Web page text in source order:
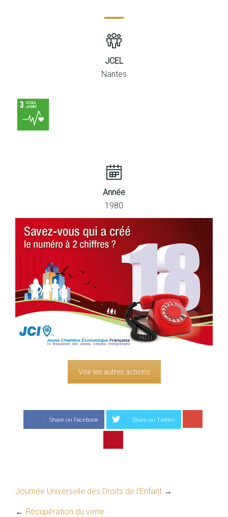
JCEL
Nantes
Année
1980
Voir les autres actions
Share on Facebook Share on Twitter
Journée Universelle des Droits de l’Enfant →
← Récupération du verre